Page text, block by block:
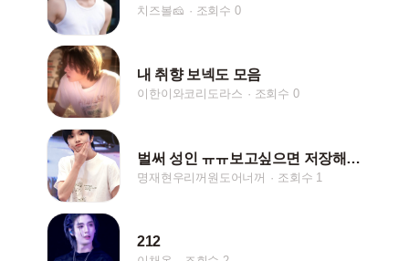
치즈볼🧀 조회수 0
내 취향 보넥도 모음
이한이와코리도라스 조회수 0
벌써 성인 ㅠㅠ보고싶으면 저장해요 댓글로 부탁해요
명재현우리꺼원도어너꺼 조회수 1
212